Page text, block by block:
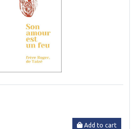
Add to cart